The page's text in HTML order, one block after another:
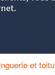
et